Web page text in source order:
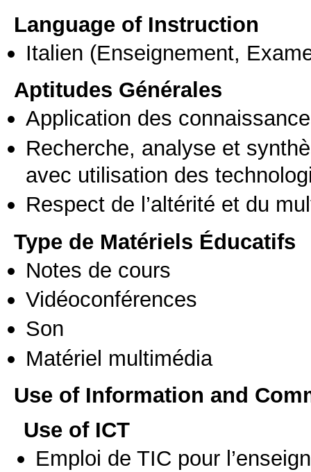
Language of Instruction
Italien (Enseignement,
Aptitudes Générales
Application des
Recherche, analyse et
avec utilisation des
Respect de l’altérité et du
Type de Matériels Éducatifs
Notes de cours
Vidéoconférences
Son
Matériel multimédia
Use of Information and
Use of ICT
Emploi de TIC pour